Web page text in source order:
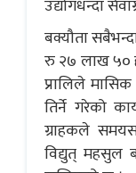
उद्योगधन्दा
बक्यौता
रु २७ लाख ५०
प्रालिले
तिर्ने गरेको
ग्राहकले
विद्युत् महसुल